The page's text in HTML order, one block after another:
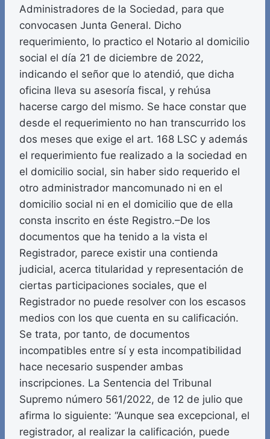
Administradores de la Sociedad, para que
convocasen Junta General. Dicho
requerimiento, lo practico el Notario al domicilio
social el día 21 de diciembre de 2022,
indicando el señor que lo atendió, que dicha
oficina lleva su asesoría fiscal, y rehúsa
hacerse cargo del mismo. Se hace constar que
desde el requerimiento no han transcurrido los
dos meses que exige el art. 168 LSC y además
el requerimiento fue realizado a la sociedad en
el domicilio social, sin haber sido requerido el
otro administrador mancomunado ni en el
domicilio social ni en el domicilio que de ella
consta inscrito en éste Registro.–De los
documentos que ha tenido a la vista el
Registrador, parece existir una contienda
judicial, acerca titularidad y representación de
ciertas participaciones sociales, que el
Registrador no puede resolver con los escasos
medios con los que cuenta en su calificación.
Se trata, por tanto, de documentos
incompatibles entre sí y esta incompatibilidad
hace necesario suspender ambas
inscripciones. La Sentencia del Tribunal
Supremo número 561/2022, de 12 de julio que
afirma lo siguiente: “Aunque sea excepcional, el
registrador, al realizar la calificación, puede